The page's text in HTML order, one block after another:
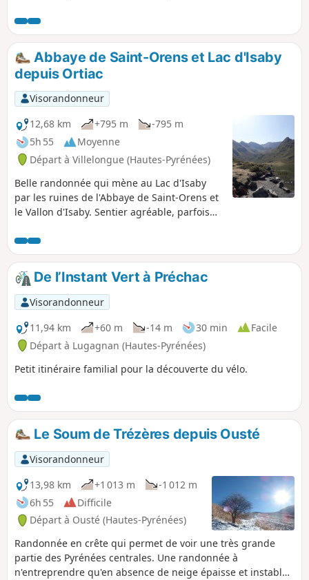
Picourlet.
Abbaye de Saint-Orens et Lac d'Isaby
depuis Ortiac
Visorandonneur
12,68 km
+795 m
-795 m
5h 55
Moyenne
Départ à Villelongue (Hautes-Pyrénées)
Belle randonnée qui mène au Lac d'Isaby
par les ruines de l'Abbaye de Saint-Orens et
le Vallon d'Isaby. Sentier agréable, parfois
déboucher sur le lac et les sommets
l'entourant (Soum et pic de Léviste, Soum
Arrouy, Soum de Lascours).
De l’Instant Vert à Préchac
Visorandonneur
11,94 km
+60 m -14 m 30 min
Facile
Départ à Lugagnan (Hautes-Pyrénées)
Petit itinéraire familial pour la découverte du vélo.
Le Soum de Trézères depuis Ousté
Visorandonneur
13,98 km
+1 013 m
-1 012 m
6h 55
Difficile
Départ à Ousté (Hautes-Pyrénées)
Randonnée en crête qui permet de voir une très grande
partie des Pyrénées centrales. Une randonnée à
n'entreprendre qu'en absence de neige épaisse et instable.